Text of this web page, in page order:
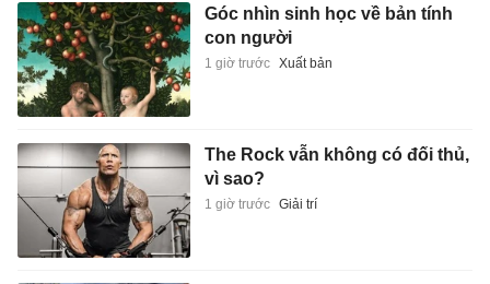
Góc nhìn sinh học về bản tính
con người
1 giờ trước Xuất bản
The Rock vẫn không có đối thủ,
vì sao?
1 giờ trước Giải trí